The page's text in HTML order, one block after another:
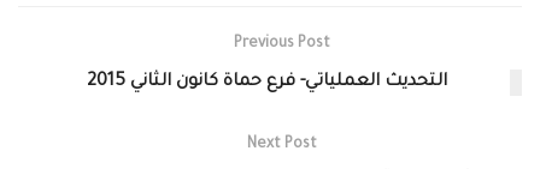
Previous Post
التحديث العملياتي- فرع حماة كانون الثاني 2015
Next Post